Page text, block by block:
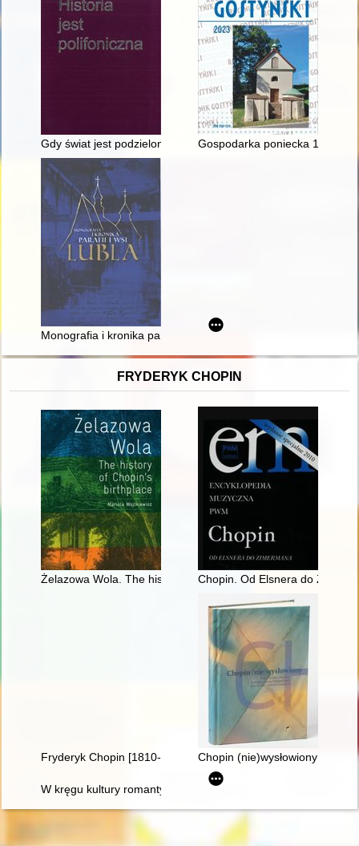
Gdy świat jest podzielony : rozterki historyka i muzealnika
Gospodarka poniecka 1919-
Monografia i kronika parafii i wsi Lubla
FRYDERYK CHOPIN
Żelazowa Wola. The history of Chopin's birthplace
Chopin. Od Elsnera do
Fryderyk Chopin [1810-1849] Chopin (nie)wysłowiony :
W kręgu kultury romantycznej. W 200-lecie urodzin